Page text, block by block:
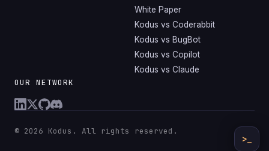
White Paper
Kodus vs Coderabbit
Kodus vs BugBot
Kodus vs Copilot
Kodus vs Claude
OUR NETWORK
© 2026 Kodus. All rights reserved.
>_